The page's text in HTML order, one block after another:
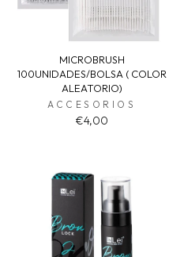
MICROBRUSH
100UNIDADES/BOLSA ( COLOR
ALEATORIO)
ACCESORIOS
€4,00